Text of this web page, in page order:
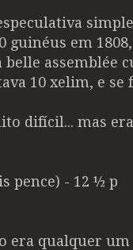
guinéus em
assemblée
10 xelim, e
difícil... mas
pence) - 12 ½ p
era qualquer